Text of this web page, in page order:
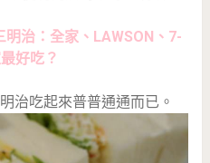
明治：全家、LAWSON、7-
好吃？
治吃起來普普通通而已。